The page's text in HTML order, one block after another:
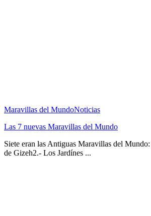
Maravillas del MundoNoticias
Las 7 nuevas Maravillas del Mundo
Siete eran las Antiguas Maravillas del
de Gizeh2.- Los Jardínes ...